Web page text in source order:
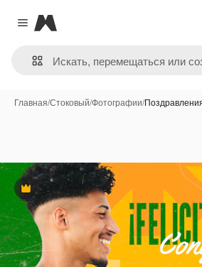
Close menu
Magnific
Главная/Стоковый/Фотографии/
Премиум